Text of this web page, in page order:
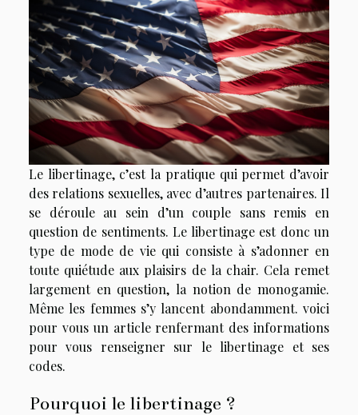
Le libertinage, c’est la pratique qui permet d’avoir
des relations sexuelles, avec d’autres partenaires. Il
se déroule au sein d’un couple sans remis en
question de sentiments. Le libertinage est donc un
type de mode de vie qui consiste à s’adonner en
toute quiétude aux plaisirs de la chair. Cela remet
largement en question, la notion de monogamie.
Même les femmes s’y lancent abondamment. voici
pour vous un article renfermant des informations
pour vous renseigner sur le libertinage et ses
codes.
Pourquoi le libertinage ?